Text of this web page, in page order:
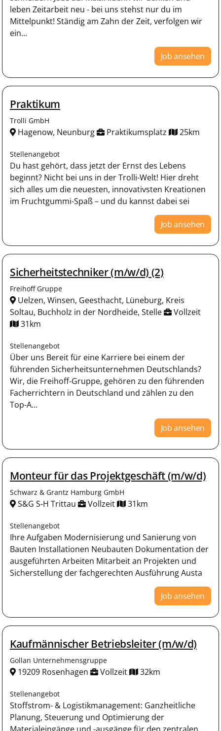
leben Zeitarbeit neu - bei uns stehst nur du im
Mittelpunkt! Ständig am Zahn der Zeit, verfolgen wir
ein...
Job ansehen
Praktikum
Trolli GmbH
Hagenow, Neunburg Praktikumsplatz 25km
Stellenangebot
Du hast gehört, dass jetzt der Ernst des Lebens
beginnt? Nicht bei uns in der Trolli-Welt! Hier dreht
sich alles um die neuesten, innovativsten Kreationen
im Fruchtgummi-Spaß – und du kannst dabei sei
Job ansehen
Sicherheitstechniker (m/w/d) (2)
Freihoff Gruppe
Uelzen, Winsen, Geesthacht, Lüneburg, Kreis
Soltau, Buchholz in der Nordheide, Stelle
Vollzeit
31km
Stellenangebot
Über uns Bereit für eine Karriere bei einem der
führenden Sicherheitsunternehmen Deutschlands?
Wir, die Freihoff-Gruppe, gehören zu den führenden
Facherrichtern in Deutschland und zählen zu den
Top-A...
Job ansehen
Monteur für das Projektgeschäft (m/w/d)
Schwarz & Grantz Hamburg GmbH
S&G S-H Trittau Vollzeit 31km
Stellenangebot
Ihre Aufgaben Modernisierung und Sanierung von
Bauten Installationen Neubauten Dokumentation der
ausgeführten Arbeiten Mitarbeit an Projekten und
Sicherstellung der fachgerechten Ausführung Austa
Job ansehen
Kaufmännischer Betriebsleiter (m/w/d)
Gollan Unternehmensgruppe
19209 Rosenhagen Vollzeit 32km
Stellenangebot
Stoffstrom- & Logistikmanagement: Ganzheitliche
Planung, Steuerung und Optimierung der
Materialeingänge und -ausgänge für den zentralen